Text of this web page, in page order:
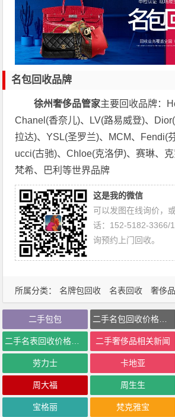
所属分类： 名牌包回收 名表回收 奢侈
名包回收品牌
徐州奢侈品管家主要回收品牌：
Chanel(香奈儿)、LV(路易威登)、
拉达)、YSL(圣罗兰)、MCM、Fendi(
ucci(古驰)、Chloe(克洛伊)、赛琳、
梵希、巴利等世界品牌
这是我的微信
可以发图在线询价，
话：152-5182-3366/
询预约上门回收。
二手包包
二手奢侈品相关新闻
劳力士 卡地亚
周大福 周生生
宝格丽 梵克雅宝